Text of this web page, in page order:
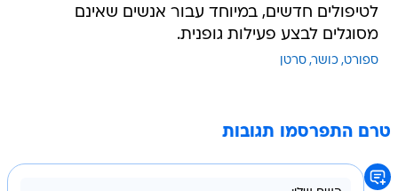
לטיפולים חדשים, במיוחד עבור אנשים שאינם
מסוגלים לבצע פעילות גופנית.
ספורט כושר סרטן
טרם התפרסמו תגובות